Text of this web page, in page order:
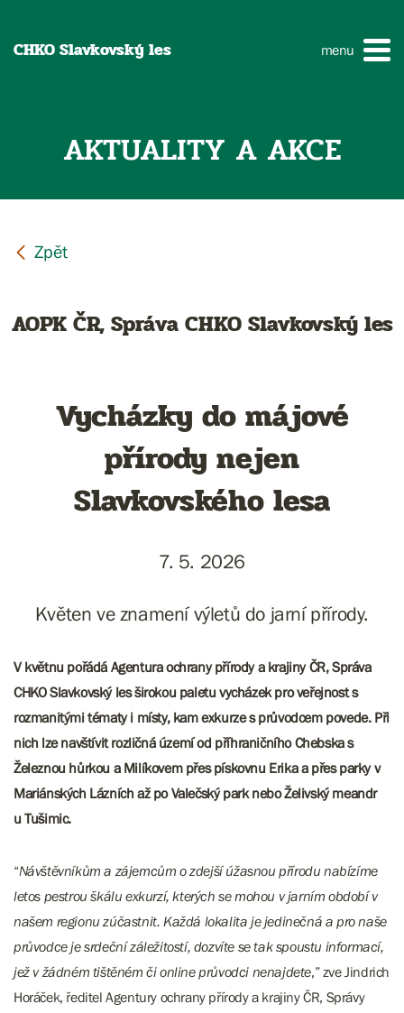
CHKO Slavkovský les menu
AKTUALITY A AKCE
AOPK ČR, Správa CHKO Slavkovský les
Vycházky do májové
přírody nejen
Slavkovského lesa
7. 5. 2026
Květen ve znamení výletů do jarní přírody.
V květnu pořádá Agentura ochrany přírody a krajiny ČR, Správa
CHKO Slavkovský les širokou paletu vycházek pro veřejnost s
rozmanitými tématy i místy, kam exkurze s průvodcem povede. Při
nich lze navštívit rozličná území od příhraničního Chebska s
Železnou hůrkou a Milíkovem přes pískovnu Erika a přes parky v
Mariánských Lázních až po Valečský park nebo Želivský meandr
u Tušimic.
“Návštěvníkům a zájemcům o zdejší úžasnou přírodu nabízíme
letos pestrou škálu exkurzí, kterých se mohou v jarním období v
našem regionu zúčastnit. Každá lokalita je jedinečná a pro naše
průvodce je srdeční záležitostí, dozvíte se tak spoustu informací,
jež v žádném tištěném či online průvodci nenajdete,” zve Jindrich
Horáček, ředitel Agentury ochrany přírody a krajiny ČR, Správy